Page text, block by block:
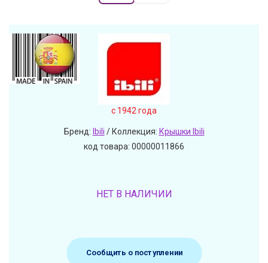
c 1942 года
Бренд: Ibili / Коллекция: Крышки Ibili
код товара: 00000011866
НЕТ В НАЛИЧИИ
Сообщить о поступлении